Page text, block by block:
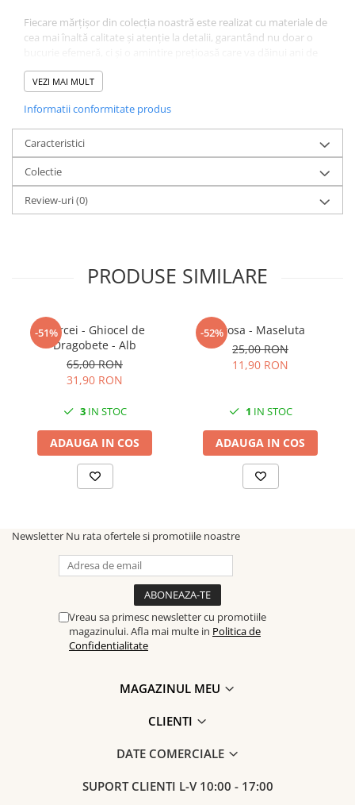
Fiecare mărțișor din colecția noastră este realizat cu materiale de
cea mai înaltă calitate și atenție la detalii, garantând nu doar o
zile. Indiferent că alegeți un model simplu sau unul elaborat,
fiecare mărțișor aduce cu el un strop de fericire și noroc pentru
Dimensiuni unitare:
Lungime: 4 cm
Lățime: 2,5 cm
Greutate: 2,9 g
Culoare: Multicolor
Fiind un produs handmade, pot exista mici imperfecțiuni, fiecare
VEZI MAI MULT
Informatii conformitate produs
Caracteristici
Colectie
Review-uri(0)
PRODUSE SIMILARE
-51%Cercei - Ghiocel de
Dragobete - Alb
65,00 RON
31,90 RON
3IN STOC
ADAUGA IN COS
-52%Brosa - Maseluta
25,00 RON
11,90 RON
1 IN STOC
ADAUGA IN COS
Newsletter Nu rata ofertele si promotiile noastre
Vreau sa primesc newsletter cu promotiile
magazinului. Afla mai multe in Politica de
Confidentialitate
MAGAZINUL MEU
CLIENTI
DATE COMERCIALE
SUPORT CLIENTI L-V 10:00 - 17:00